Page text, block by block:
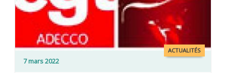
ACTUALITÉS
7 mars 2022